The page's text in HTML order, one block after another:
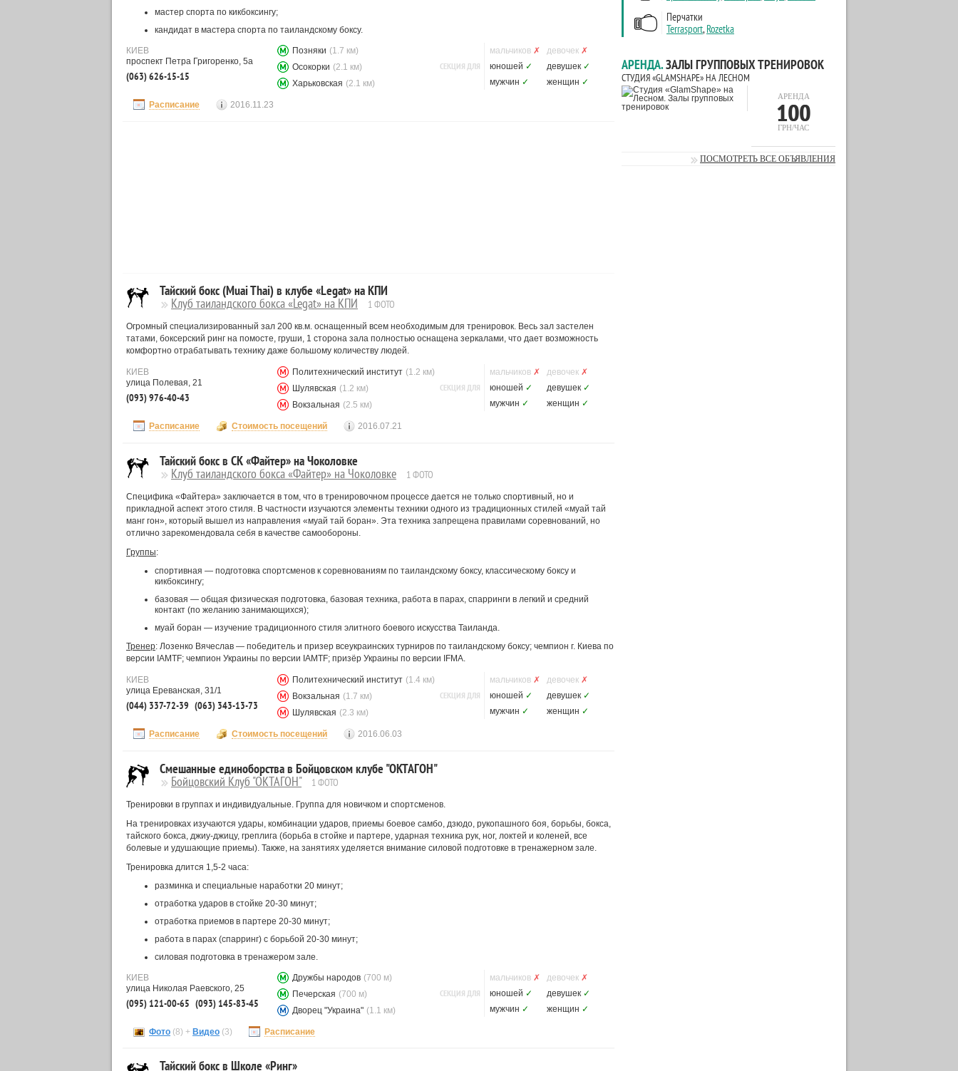
мастер спорта по кикбоксингу;
кандидат в мастера спорта по таиландскому боксу.
КИЕВ
проспект Петра Григоренко, 5а
(063) 626-15-15
Позняки (1.7 км)
Осокорки (2.1 км)
Харьковская (2.1 км)
СЕКЦИЯ ДЛЯ
мальчиков ✗ девочек ✗
юношей ✓ девушек ✓
мужчин ✓ женщин ✓
Расписание 2016.11.23
Тайский бокс (Muai Thai) в клубе «Legat» на КПИ
Клуб таиландского бокса «Legat» на КПИ 1 ФОТО
Огромный специализированный зал 200 кв.м. оснащенный всем необходимым для тренировок. Весь зал застелен
татами, боксерский ринг на помосте, груши, 1 сторона зала полностью оснащена зеркалами, что дает возможность
комфортно отрабатывать технику даже большому количеству людей.
КИЕВ
улица Полевая, 21
(093) 976-40-43
Политехнический институт (1.2 км)
Шулявская (1.2 км)
Вокзальная (2.5 км)
СЕКЦИЯ ДЛЯ
мальчиков ✗ девочек ✗
юношей ✓ девушек ✓
мужчин ✓ женщин ✓
Расписание Стоимость посещений 2016.07.21
Тайский бокс в СК «Файтер» на Чоколовке
Клуб таиландского бокса «Файтер» на Чоколовке 1 ФОТО
Специфика «Файтера» заключается в том, что в тренировочном процессе дается не только спортивный, но и
прикладной аспект этого стиля. В частности изучаются элементы техники одного из традиционных стилей «муай тай
манг гон», который вышел из направления «муай тай боран». Эта техника запрещена правилами соревнований, но
отлично зарекомендовала себя в качестве самообороны.
Группы:
спортивная — подготовка спортсменов к соревнованиям по таиландскому боксу, классическому боксу и
кикбоксингу;
базовая — общая физическая подготовка, базовая техника, работа в парах, спарринги в легкий и средний
контакт (по желанию занимающихся);
муай боран — изучение традиционного стиля элитного боевого искусства Таиланда.
Тренер: Лозенко Вячеслав — победитель и призер всеукраинских турниров по таиландскому боксу; чемпион г. Киева по
версии IAMTF; чемпион Украины по версии IAMTF; призёр Украины по версии IFMA.
КИЕВ
улица Ереванская, 31/1
(044) 337-72-39 (063) 343-13-73
Политехнический институт (1.4 км)
Вокзальная (1.7 км)
Шулявская (2.3 км)
СЕКЦИЯ ДЛЯ
мальчиков ✗ девочек ✗
юношей ✓ девушек ✓
мужчин ✓ женщин ✓
Расписание Стоимость посещений 2016.06.03
Смешанные единоборства в Бойцовском клубе "ОКТАГОН"
Бойцовский Клуб "ОКТАГОН" 1 ФОТО
Тренировки в группах и индивидуальные. Группа для новичком и спортсменов.
На тренировках изучаются удары, комбинации ударов, приемы боевое самбо, дзюдо, рукопашного боя, борьбы, бокса,
тайского бокса, джиу-джицу, греплига (борьба в стойке и партере, ударная техника рук, ног, локтей и коленей, все
болевые и удушающие приемы). Также, на занятиях уделяется внимание силовой подготовке в тренажерном зале.
Тренировка длится 1,5-2 часа:
разминка и специальные наработки 20 минут;
отработка ударов в стойке 20-30 минут;
отработка приемов в партере 20-30 минут;
работа в парах (спарринг) с борьбой 20-30 минут;
силовая подготовка в тренажером зале.
КИЕВ
улица Николая Раевского, 25
(095) 121-00-65 (093) 145-83-45
Дружбы народов (700 м)
Печерская (700 м)
Дворец "Украина" (1.1 км)
СЕКЦИЯ ДЛЯ
мальчиков ✗ девочек ✗
юношей ✓ девушек ✓
мужчин ✓ женщин ✓
Фото (8) + Видео (3) Расписание
Тайский бокс в Школе «Ринг»
АРЕНДА.ЗАЛЫ ГРУППОВЫХ ТРЕНИРОВОК
СТУДИЯ «GLAMSHAPE» НА ЛЕСНОМ
АРЕНДА
100
ГРН/ЧАС
ПОСМОТРЕТЬ ВСЕ ОБЪЯВЛЕНИЯ